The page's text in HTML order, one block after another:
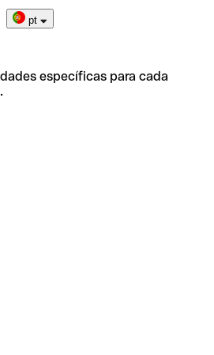
pt
específicas para cada